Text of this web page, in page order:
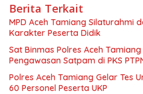
Berita Terkait
MPD Aceh Tamiang Silaturahmi
Karakter Peserta Didik
Sat Binmas Polres Aceh
Pengawasan Satpam di PKS
Polres Aceh Tamiang Gelar Tes
60 Personel Peserta UKP